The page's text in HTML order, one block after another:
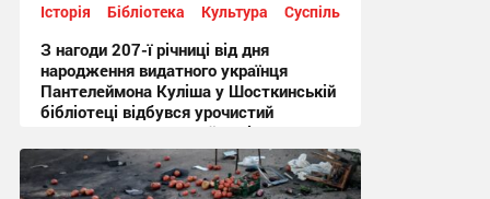
Історія Бібліотека Культура Суспільство
З нагоди 207-ї річниці від дня
народження видатного українця
Пантелеймона Куліша у Шосткинській
бібліотеці відбувся урочистий
культурно-мистецький захід + Фото
12:44 сьогодні